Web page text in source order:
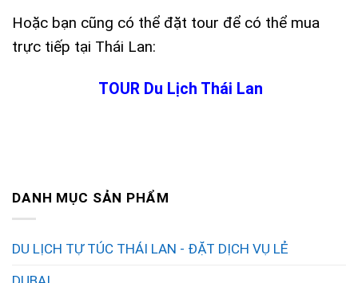
Hoặc bạn cũng có thể đặt tour để có thể mua
trực tiếp tại Thái Lan:
TOUR Du Lịch Thái Lan
DANH MỤC SẢN PHẨM
DU LỊCH TỰ TÚC THÁI LAN - ĐẶT DỊCH VỤ LẺ